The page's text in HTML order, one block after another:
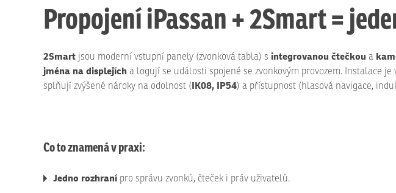
Propojení iPassan + 2Smart =
2Smart jsou moderní vstupní panely (zvonková tabla) s integrovanou čtečkou a
jména na displejích a logují se události spojené se zvonkovým provozem. Instalace
splňují zvýšené nároky na odolnost (IK08, IP54) a přístupnost (hlasová navigace,
Co to znamená v praxi:
Jedno rozhraní pro správu zvonků, čteček i práv uživatelů.